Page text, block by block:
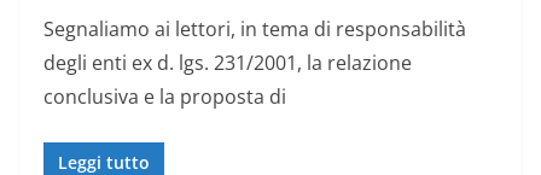
Segnaliamo ai lettori, in tema di responsabilità
degli enti ex d. lgs. 231/2001, la relazione
conclusiva e la proposta di
Leggi tutto